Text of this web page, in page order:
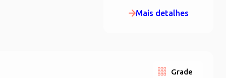
Mais detalhes
Grade